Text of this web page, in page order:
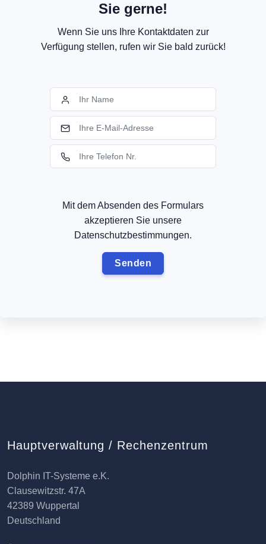
Sie gerne!
Wenn Sie uns Ihre Kontaktdaten zur
Verfügung stellen, rufen wir Sie bald zurück!
Mit dem Absenden des Formulars
akzeptieren Sie unsere
Datenschutzbestimmungen.
Hauptverwaltung / Rechenzentrum
Dolphin IT-Systeme e.K.
Clausewitzstr. 47A
42389 Wuppertal
Deutschland